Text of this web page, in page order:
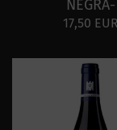
NEGRA-
17,50 EUR